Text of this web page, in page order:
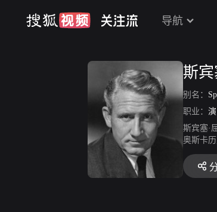
导航
斯宾
别名：
职业：
斯宾塞·
奥斯卡
已有妻